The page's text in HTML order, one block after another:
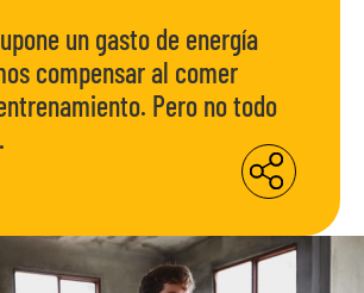
un gasto de energía
compensar al comer
Pero no todo